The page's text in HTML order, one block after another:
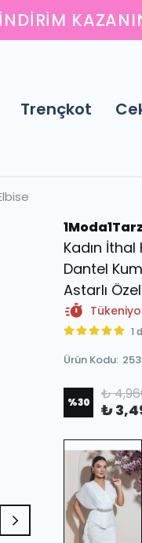
Trençkot
1Moda1Tarz
Kadın
Dantel
Astarlı
1
Ürün Kodu:
%30 ₺
₺